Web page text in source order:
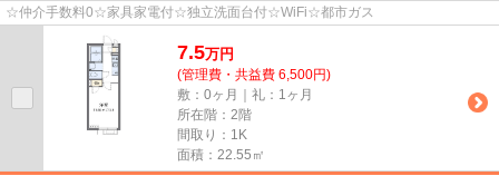
☆仲介手数料0☆家具家電付☆独立洗面台付☆WiFi☆都市ガス
7.5万円
(管理費・共益費 6,500円)
敷：0ヶ月｜礼：1ヶ月
所在階：2階
間取り：1K
面積：22.55㎡